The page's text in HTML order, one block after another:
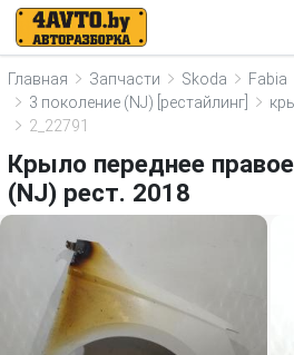
Главная Запчасти Skoda
Fabia
3 поколение (NJ) [рестайлинг]
2_22791
Крыло переднее
(NJ) рест. 2018